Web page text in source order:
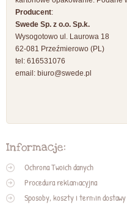
Producent:
Swede Sp. z o.o. Sp.k.
Wysogotowo ul. Laurowa 18
62-081 Przeźmierowo (PL)
tel: 616531076
email: biuro@swede.pl
Informacje:
Ochrona Twoich danych
Procedura reklamacyjna
Sposoby, koszty i termin dostawy